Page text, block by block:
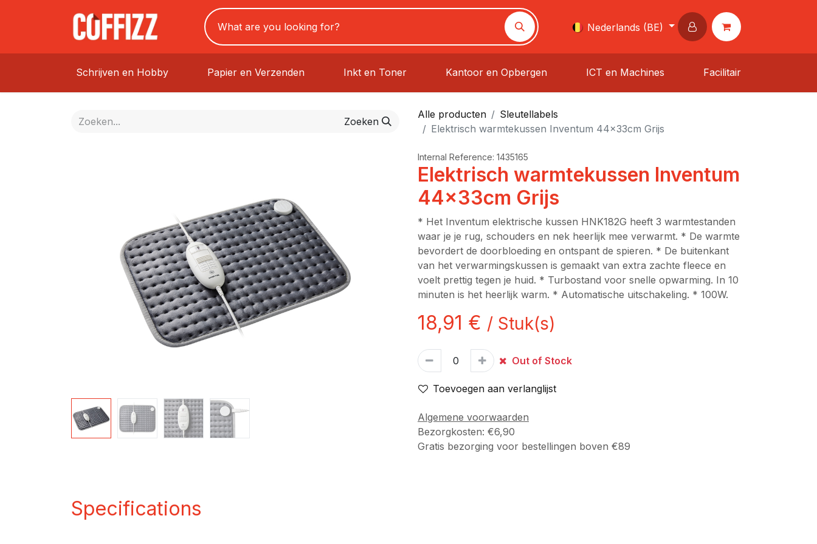
Nederlands (BE)
Schrijven en Hobby Papier en Verzenden Inkt en Toner Kantoor en Opbergen ICT en Machines Facilitair
Zoeken
Alle producten
Sleutellabels
Elektrisch warmtekussen Inventum 44x33cm Grijs
Internal Reference: 1435165
Elektrisch warmtekussen Inventum
44x33cm Grijs
* Het Inventum elektrische kussen HNK182G heeft 3 warmtestanden
waar je je rug, schouders en nek heerlijk mee verwarmt. * De warmte
bevordert de doorbloeding en ontspant de spieren. * De buitenkant
van het verwarmingskussen is gemaakt van extra zachte fleece en
voelt prettig tegen je huid. * Turbostand voor snelle opwarming. In 10
minuten is het heerlijk warm. * Automatische uitschakeling. * 100W.
18,91 € / Stuk(s)
Out of Stock
Toevoegen aan verlanglijst
Algemene voorwaarden
Bezorgkosten: €6,90
Gratis bezorging voor bestellingen boven €89
Specifications